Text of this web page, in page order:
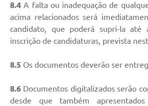
FAQ - Perguntas frequentes
Contato
8.4 A falta ou inadequação de
acima relacionados será
candidato, que poderá supri-la até
inscrição de candidaturas, prevista
8.5 Os documentos deverão ser
8.6 Documentos digitalizados serão
desde que também